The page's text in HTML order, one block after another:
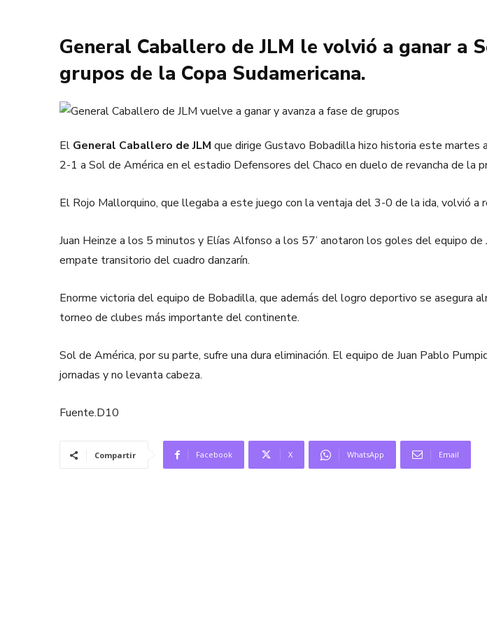
General Caballero de JLM le volvió a ganar a
grupos de la Copa Sudamericana.
El General Caballero de JLM que dirige Gustavo Bobadilla hizo historia este martes
2-1 a Sol de América en el estadio Defensores del Chaco en duelo de revancha de la
El Rojo Mallorquino, que llegaba a este juego con la ventaja del 3-0 de la ida, volvió a
Juan Heinze a los 5 minutos y Elías Alfonso a los 57’ anotaron los goles del equipo
empate transitorio del cuadro danzarín.
Enorme victoria del equipo de Bobadilla, que además del logro deportivo se asegura
torneo de clubes más importante del continente.
Sol de América, por su parte, sufre una dura eliminación. El equipo de Juan Pablo
jornadas y no levanta cabeza.
Fuente.D10
Compartir Facebook X WhatsApp Email